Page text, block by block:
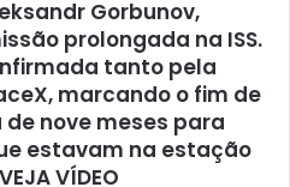
Gorbunov,
prolongada na ISS.
tanto pela
marcando o fim de
nove meses para
estavam na estação
VÍDEO